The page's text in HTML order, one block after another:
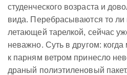
студенческого возраста и
вида. Перебрасываются то ли
летающей тарелкой, сейчас
неважно. Суть в другом:
к парням ветром принесло
драный полиэтиленовый